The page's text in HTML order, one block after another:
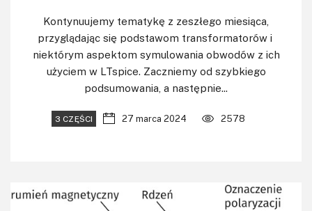
Kontynuujemy tematykę z zeszłego miesiąca,
przyglądając się podstawom transformatorów i
niektórym aspektom symulowania obwodów z ich
użyciem w LTspice. Zaczniemy od szybkiego
podsumowania, a następnie...
3 CZĘŚCI 27 marca 2024 2578